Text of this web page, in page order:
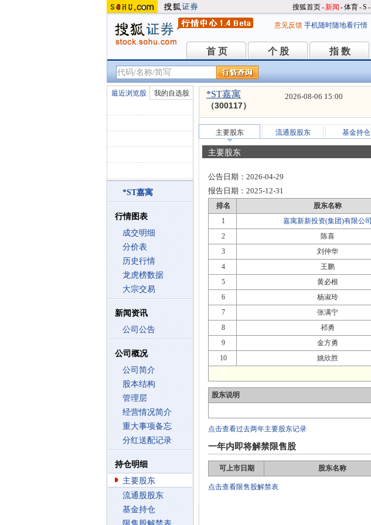
搜狐首页-新闻 -体育-S -
意见反馈 手机随时随地看行情
首 页
首 页 个 股
个 股 指 数
指 数
最近浏览股 我的自选股
*ST嘉寓
行情图表
成交明细
分价表
历史行情
龙虎榜数据
大宗交易
新闻资讯
公司公告
公司概况
公司简介
股本结构
管理层
经营情况简介
重大事项备忘
分红送配记录
持仓明细
主要股东
流通股股东
基金持仓
*ST嘉寓
（300117）
2026-08-06 15:00
主要股东 流通股股东 基金持仓
主要股东
公告日期： 2026-04-29
报告日期： 2025-12-31
排名 股东名称
1
嘉寓新新投资(集团)有限公司
2
陈喜
3
刘仲华
4
王鹏
5
黄必根
6
杨淑玲
7
张满宁
8
祁勇
9
金方勇
10
姚欣胜
股东说明
点击查看过去两年主要股东记录
一年内即将解禁限售股
可上市日期 股东名称
点击查看限售股解禁表